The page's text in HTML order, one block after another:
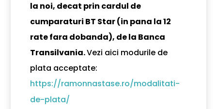
la noi, decat prin cardul de
cumparaturi BT Star (in pana la 12
rate fara dobanda), de la Banca
Transilvania.Vezi aici modurile de
plata acceptate:
https://ramonnastase.ro/modalitati-
de-plata/